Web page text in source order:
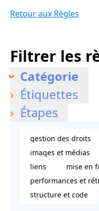
Retour aux Règles
Filtrer les
Catégorie
Étiquettes
Étapes
gestion des droits
images et médias
liens
mise en
performances et
structure et code